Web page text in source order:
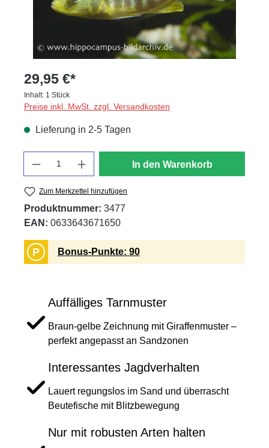
29,95 €*
Inhalt: 1 Stück
Preise inkl. MwSt. zzgl. Versandkosten
Lieferung in 2-5 Tagen
In den Warenkorb
Zum Merkzettel hinzufügen
Produktnummer: 3477
EAN: 0633643671650
P Bonus-Punkte: 90
Auffälliges Tarnmuster
Braun-gelbe Zeichnung mit Giraffenmuster –
perfekt angepasst an Sandzonen
Interessantes Jagdverhalten
Lauert regungslos im Sand und überrascht
Beutefische mit Blitzbewegung
Nur mit robusten Arten halten